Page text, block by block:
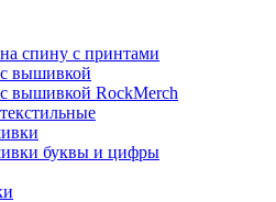
спину с принтами
вышивкой
вышивкой RockMerch
буквы и цифры